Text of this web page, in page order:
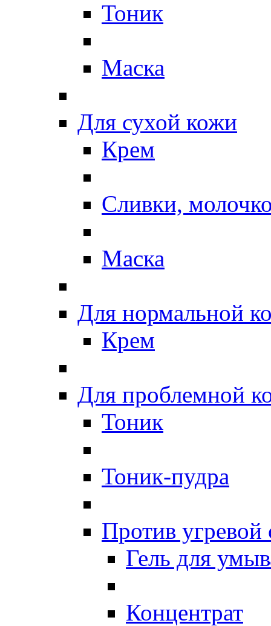
Тоник
Маска
Для сухой кожи
Крем
Сливки,
Маска
Для нормальной
Крем
Для проблемной
Тоник
Тоник-пудра
Против
Гель для
Концентрат